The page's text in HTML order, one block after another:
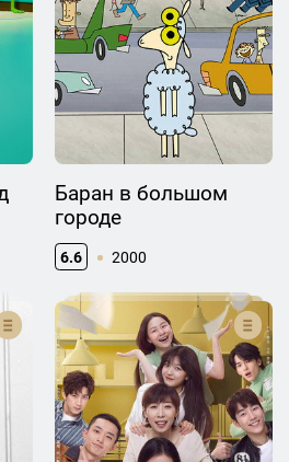
Баран в большом
городе
6.6 2000